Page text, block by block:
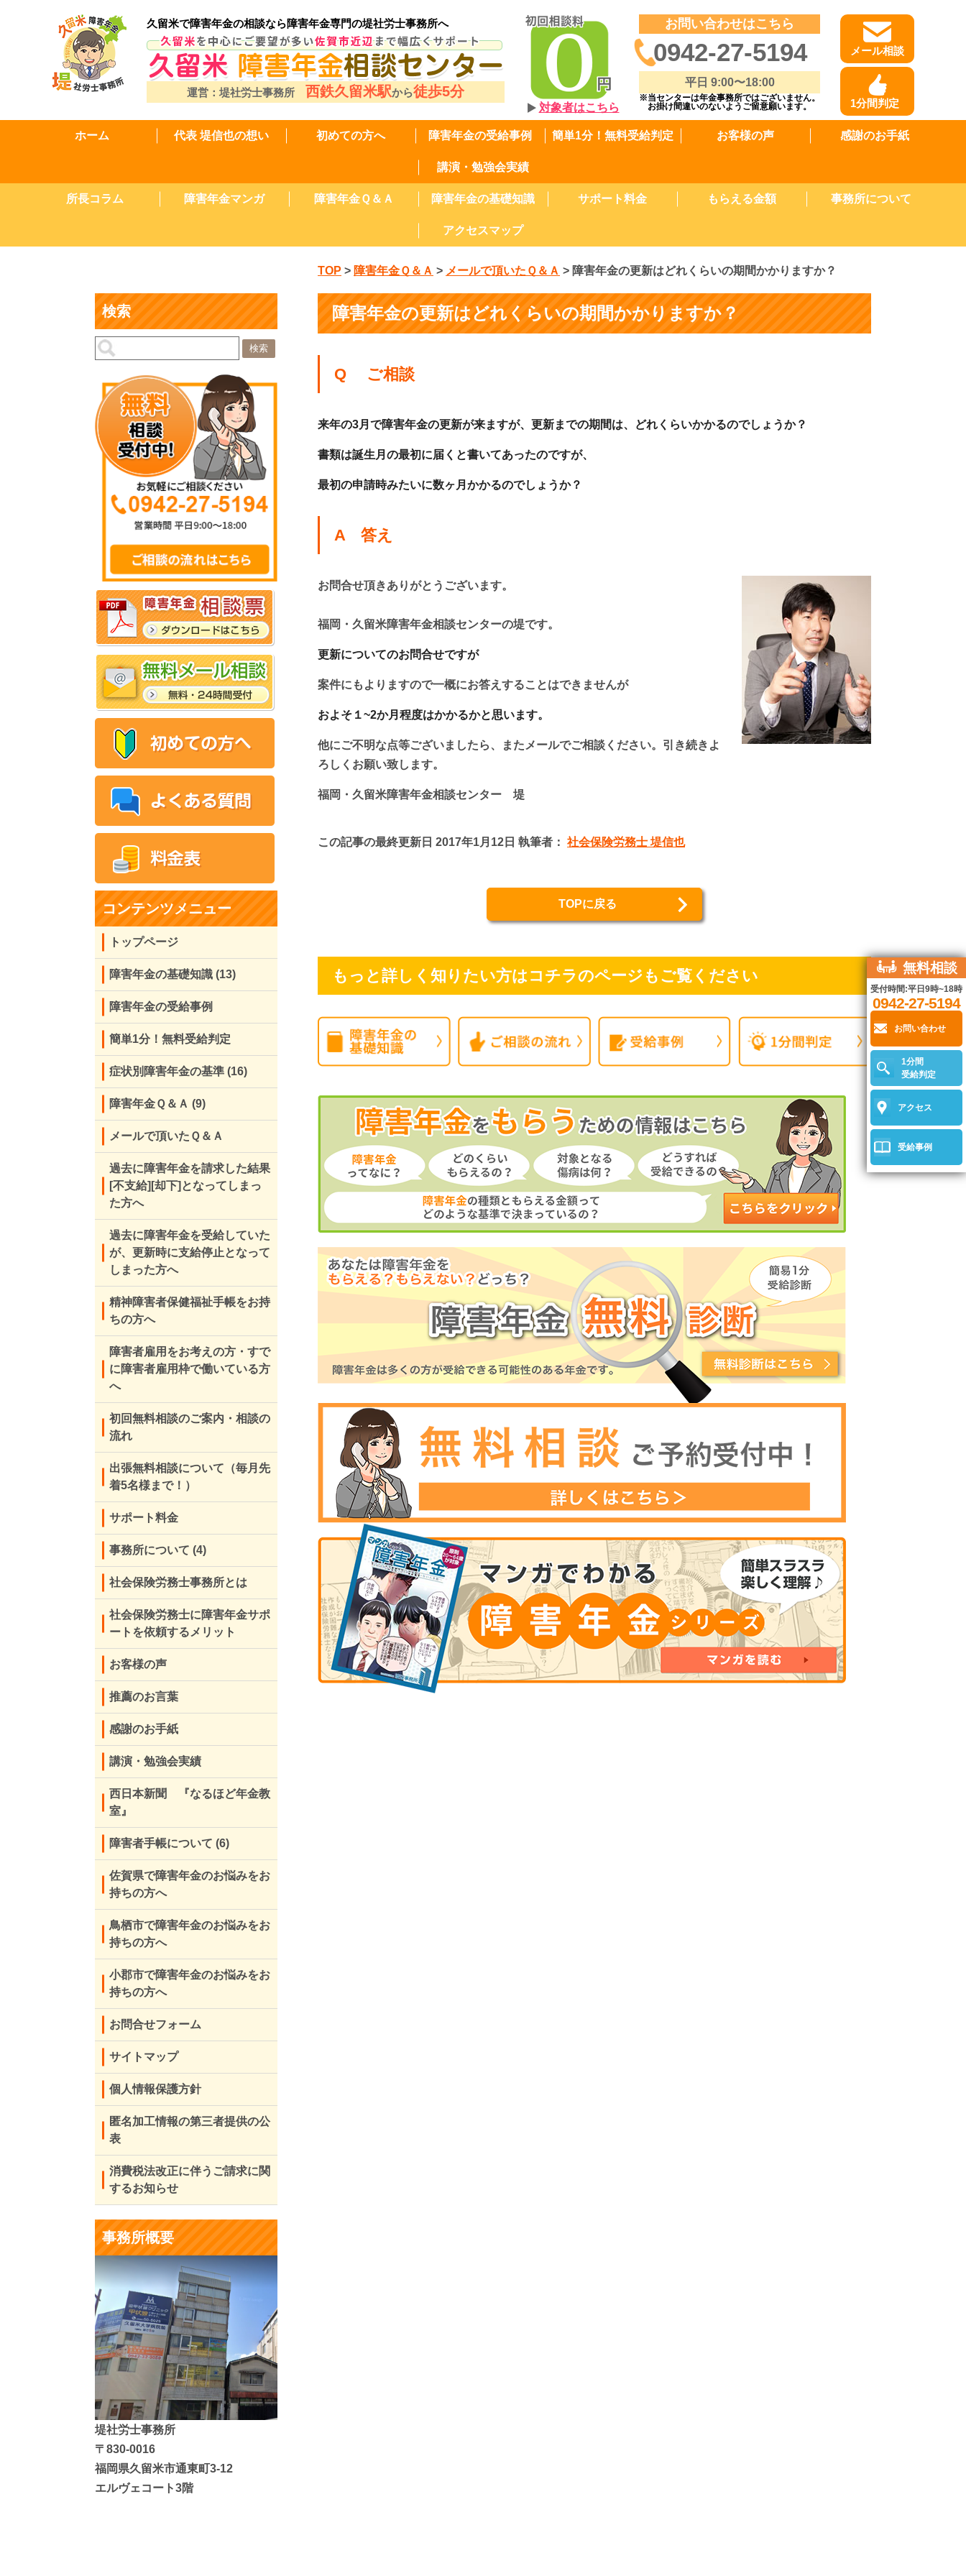
久留米で障害年金の相談なら障害年金専門の堤社労士事務所へ
運営：堤社労士事務所 西鉄久留米駅から徒歩5分
対象者はこちら
お問い合わせはこちら
0942-27-5194
平日 9:00〜18:00
※当センターは年金事務所ではございません。
お掛け間違いのないようご留意願います。
メール相談
1分間判定
ホーム 代表 堤信也の想い 初めての方へ 障害年金の受給事例 簡単1分！無料受給判定 お客様の声 感謝のお手紙
講演・勉強会実績
所長コラム 障害年金マンガ 障害年金Ｑ＆Ａ 障害年金の基礎知識 サポート料金 もらえる金額 事務所について
アクセスマップ
TOP > 障害年金Ｑ＆Ａ > メールで頂いたＱ＆Ａ > 障害年金の更新はどれくらいの期間かかりますか？
障害年金の更新はどれくらいの期間かかりますか？
Q ご相談
来年の3月で障害年金の更新が来ますが、更新までの期間は、どれ くらいかかるのでしょうか？
書類は誕生月の最初に届くと書いてあったのですが、
最初の申請時みたいに数ヶ月かかるのでしょうか？
A 答え
お問合せ頂きありがとうございます。
福岡・久留米障害年金相談センターの堤です。
更新についてのお問合せですが
案件にもよりますので一概にお答えすることはできませんが
およそ１~2か月程度はかかるかと思います。
他にご不明な点等ございましたら、またメールでご相談ください。引き続きよ
ろしくお願い致します。
福岡・久留米障害年金相談センター 堤
この記事の最終更新日 2017年1月12日 執筆者： 社会保険労務士 堤信也
TOPに戻る
もっと詳しく知りたい方はコチラのページもご覧ください
検索
コンテンツメニュー
トップページ
障害年金の基礎知識 (13)
障害年金の受給事例
簡単1分！無料受給判定
症状別障害年金の基準 (16)
障害年金Ｑ＆Ａ (9)
メールで頂いたＱ＆Ａ
過去に障害年金を請求した結果
[不支給][却下]となってしまっ
た方へ
過去に障害年金を受給していた
が、更新時に支給停止となって
しまった方へ
精神障害者保健福祉手帳をお持
ちの方へ
障害者雇用をお考えの方・すで
に障害者雇用枠で働いている方
へ
初回無料相談のご案内・相談の
流れ
出張無料相談について（毎月先
着5名様まで！）
サポート料金
事務所について (4)
社会保険労務士事務所とは
社会保険労務士に障害年金サポ
ートを依頼するメリット
お客様の声
推薦のお言葉
感謝のお手紙
講演・勉強会実績
西日本新聞 『なるほど年金教
室』
障害者手帳について (6)
佐賀県で障害年金のお悩みをお
持ちの方へ
鳥栖市で障害年金のお悩みをお
持ちの方へ
小郡市で障害年金のお悩みをお
持ちの方へ
お問合せフォーム
サイトマップ
個人情報保護方針
匿名加工情報の第三者提供の公
表
消費税法改正に伴うご請求に関
するお知らせ
事務所概要
堤社労士事務所
〒830-0016
福岡県久留米市通東町3-12
エルヴェコート3階
無料相談
受付時間:平日9時~18時
0942-27-5194
お問い合わせ
1分間
受給判定
アクセス
受給事例